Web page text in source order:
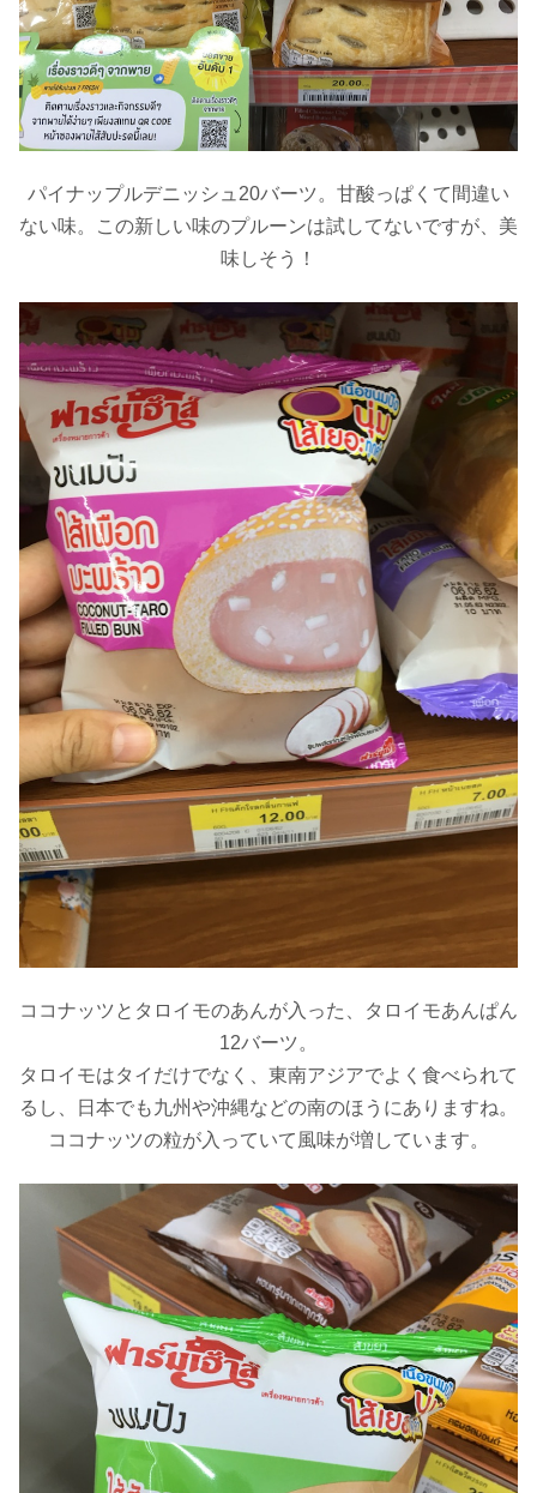
パイナップルデニッシュ20バーツ。甘酸っぱくて間違い
ない味。この新しい味のプルーンは試してないですが、美
味しそう！
ココナッツとタロイモのあんが入った、タロイモあんぱん
12バーツ。
タロイモはタイだけでなく、東南アジアでよく食べられて
るし、日本でも九州や沖縄などの南のほうにありますね。
ココナッツの粒が入っていて風味が増しています。